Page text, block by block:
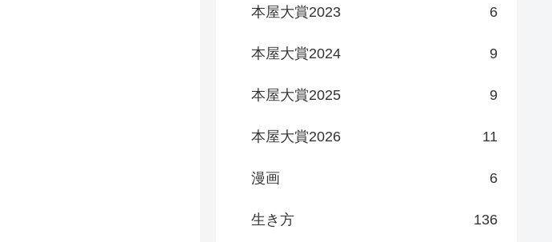
本屋大賞2023 6
本屋大賞2024 9
本屋大賞2025 9
本屋大賞2026 11
漫画 6
生き方 136